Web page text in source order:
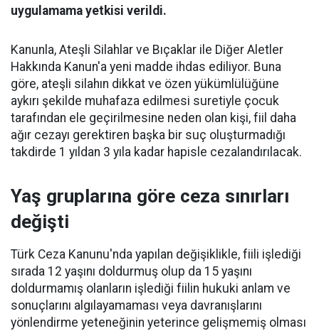
uygulamama yetkisi verildi.
Kanunla, Ateşli Silahlar ve Bıçaklar ile Diğer Aletler
Hakkında Kanun'a yeni madde ihdas ediliyor. Buna
göre, ateşli silahın dikkat ve özen yükümlülüğüne
aykırı şekilde muhafaza edilmesi suretiyle çocuk
tarafından ele geçirilmesine neden olan kişi, fiil daha
ağır cezayı gerektiren başka bir suç oluşturmadığı
takdirde 1 yıldan 3 yıla kadar hapisle cezalandırılacak.
Yaş gruplarına göre ceza sınırları
değişti
Türk Ceza Kanunu'nda yapılan değişiklikle, fiili işlediği
sırada 12 yaşını doldurmuş olup da 15 yaşını
doldurmamış olanların işlediği fiilin hukuki anlam ve
sonuçlarını algılayamaması veya davranışlarını
yönlendirme yeteneğinin yeterince gelişmemiş olması